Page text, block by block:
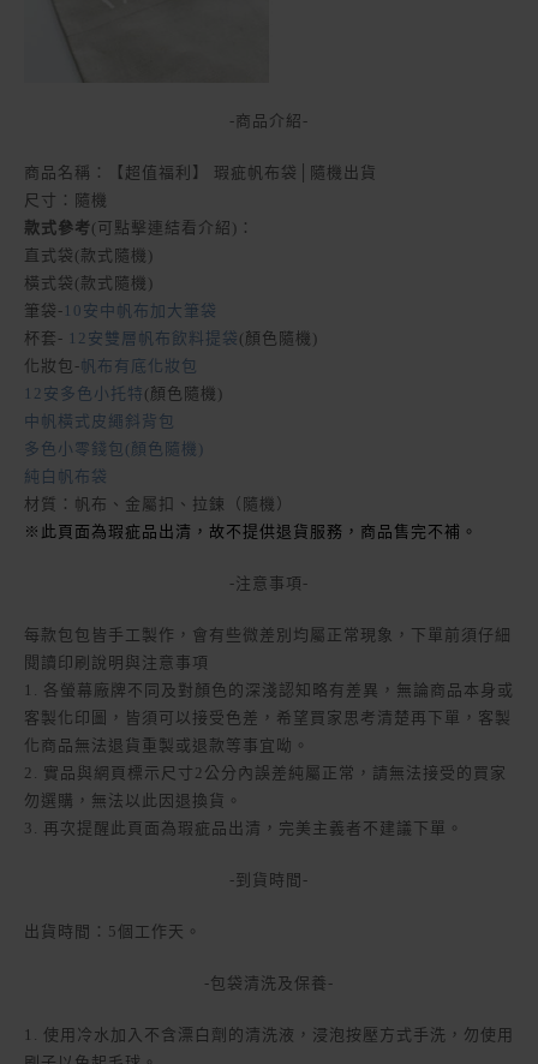
-商品介紹-
商品名稱：【超值福利】 瑕疵帆布袋│隨機出貨
尺寸：隨機
款式參考(可點擊連結看介紹)：
直式袋(款式隨機)
橫式袋(款式隨機)
筆袋- 10安中帆布加大筆袋
杯套- 12安雙層帆布飲料提袋 (顏色隨機)
化妝包-帆布有底化妝包
12安多色小托特 (顏色隨機)
中帆橫式皮繩斜背包
多色小零錢包(顏色隨機)
純白帆布袋
材質：帆布、金屬扣、拉鍊（隨機）
※此頁面為瑕疵品出清，故不提供退貨服務，商品售完不補。
-注意事項-
每款包包皆手工製作，會有些微差別均屬正常現象，下單前須仔細
閱讀印刷說明與注意事項
1. 各螢幕廠牌不同及對顏色的深淺認知略有差異，無論商品本身或
客製化印圖，皆須可以接受色差，希望買家思考清楚再下單，客製
化商品無法退貨重製或退款等事宜呦。
2. 實品與網頁標示尺寸2公分內誤差純屬正常，請無法接受的買家
勿選購，無法以此因退換貨。
3. 再次提醒此頁面為瑕疵品出清，完美主義者不建議下單。
-到貨時間-
出貨時間：5個工作天。
-包袋清洗及保養-
1. 使用冷水加入不含漂白劑的清洗液，浸泡按壓方式手洗，勿使用